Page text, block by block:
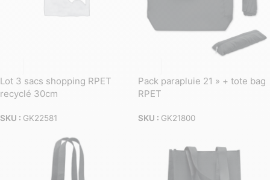
Lot 3 sacs shopping RPET
recyclé 30cm
SKU : GK22581
Pack parapluie 21 » + tote bag
RPET
SKU : GK21800